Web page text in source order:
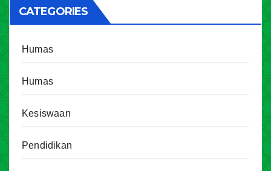
CATEGORIES
Humas
Humas
Kesiswaan
Pendidikan